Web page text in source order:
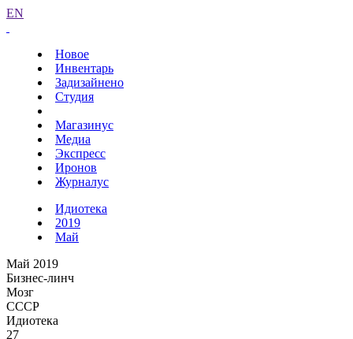
EN
Новое
Инвентарь
Задизайнено
Студия
Магазинус
Медиа
Экспресс
Иронов
Журналус
Идиотека
2019
Май
Май 2019
Бизнес-линч
Мозг
СССР
Идиотека
27